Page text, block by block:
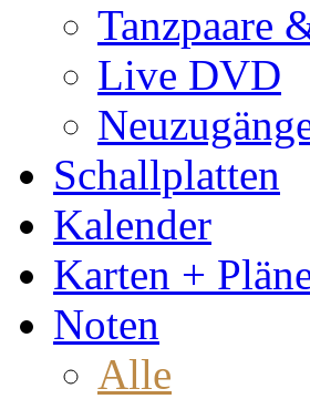
Tanzpaare
Live DVD
Schallplatten
Kalender
Karten +
Noten
Alle